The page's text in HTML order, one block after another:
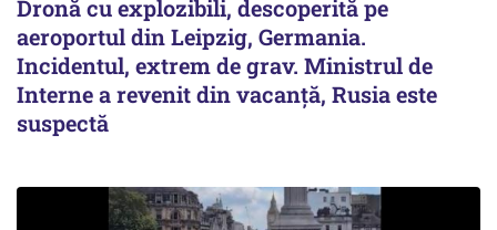
Dronă cu explozibili, descoperită pe
aeroportul din Leipzig, Germania.
Incidentul, extrem de grav. Ministrul de
Interne a revenit din vacanță, Rusia este
suspectă